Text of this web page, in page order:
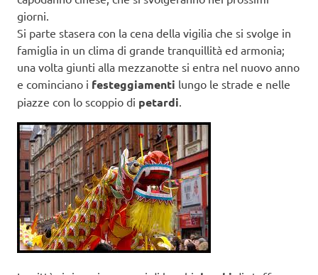
giorni .
Si parte stasera con la cena della vigilia che si svolge in
famiglia in un clima di grande tranquillità ed armonia;
una volta giunti alla mezzanotte si entra nel nuovo anno
e cominciano i festeggiamenti lungo le strade e nelle
piazze con lo scoppio di petardi.